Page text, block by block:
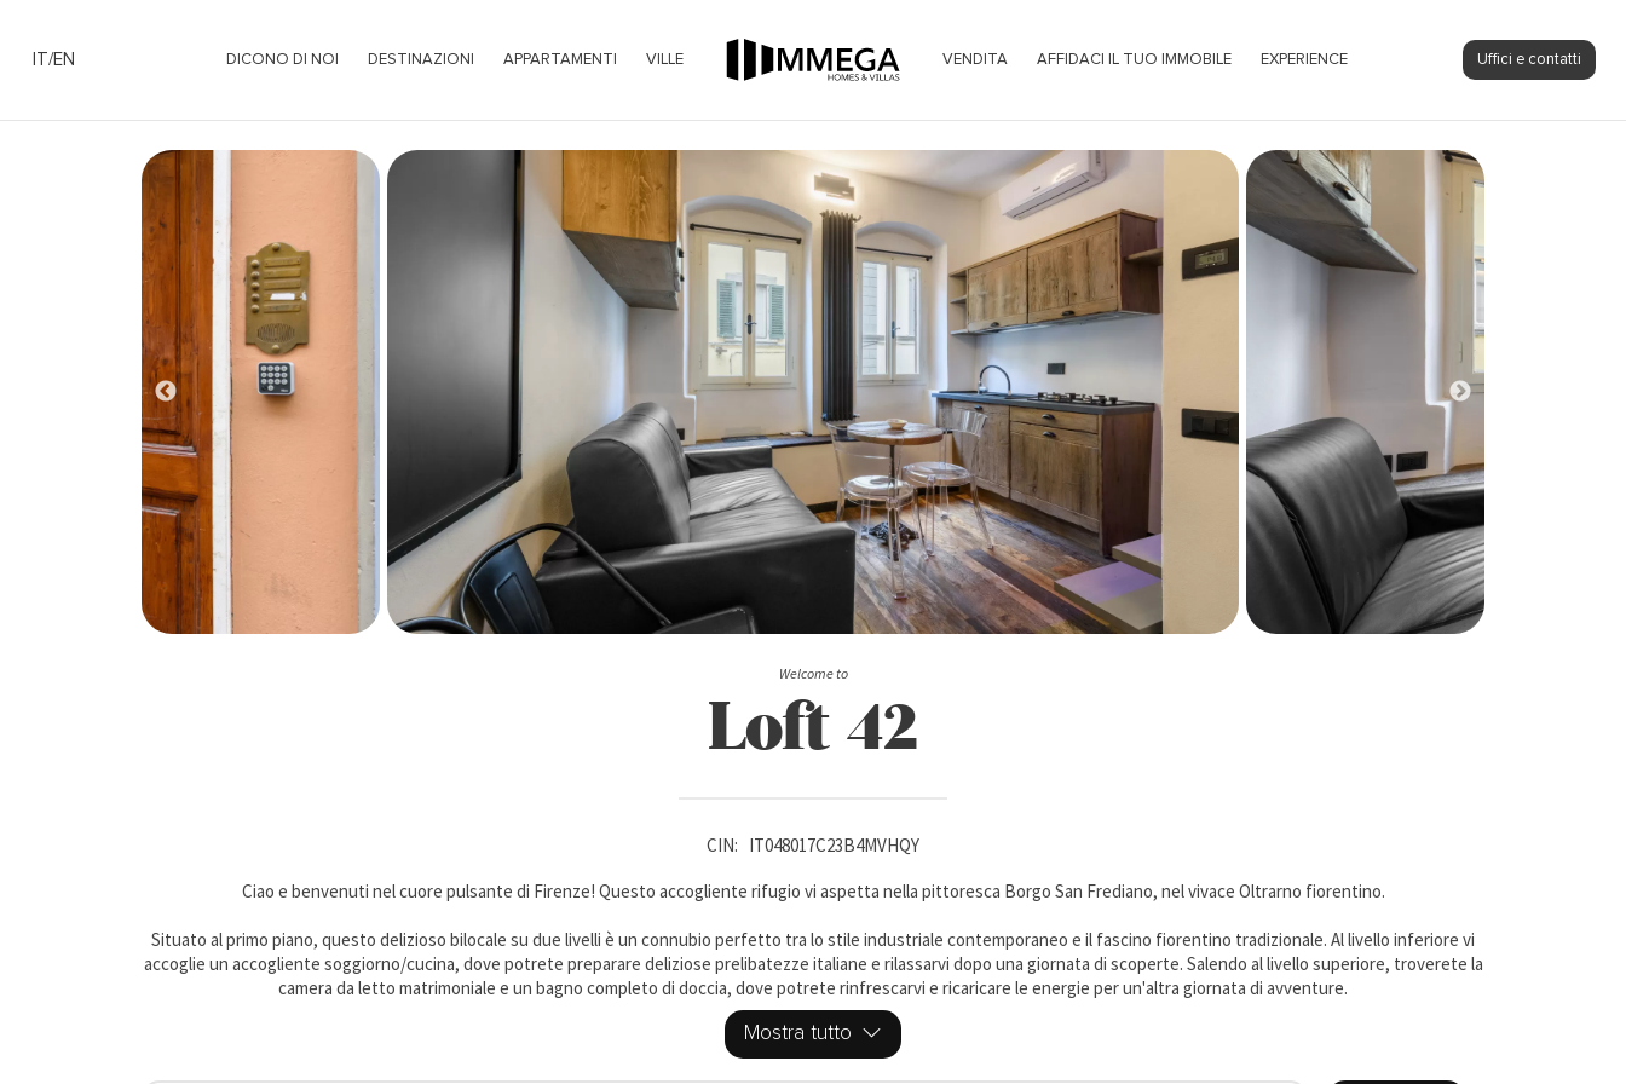
IT/EN DICONO DI NOI DESTINAZIONI APPARTAMENTI VILLE VENDITA AFFIDACI IL TUO IMMOBILE EXPERIENCE Uffici e contatti
Welcome to
Loft 42
CIN: IT048017C23B4MVHQY
Ciao e benvenuti nel cuore pulsante di Firenze! Questo accogliente rifugio vi aspetta nella pittoresca Borgo San Frediano, nel vivace Oltrarno fiorentino.
Situato al primo piano, questo delizioso bilocale su due livelli è un connubio perfetto tra lo stile industriale contemporaneo e il fascino fiorentino tradizionale. Al livello inferiore vi
accoglie un accogliente soggiorno/cucina, dove potrete preparare deliziose prelibatezze italiane e rilassarvi dopo una giornata di scoperte. Salendo al livello superiore, troverete la
camera da letto matrimoniale e un bagno completo di doccia, dove potrete rinfrescarvi e ricaricare le energie per un'altra giornata di avventure.
L'appartamento è dotato di tutte le comodità moderne, tra cui aria condizionata per rinfrescare le vostre serate estive, forno per preparare gustose specialità locali e una TV per
rilassarvi con un film dopo una lunga giornata di visite.
Mostra tutto